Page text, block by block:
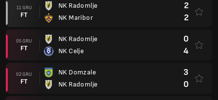
11 GRU
FT
NK Radomlje
NK Maribor
2
2
05 GRU
FT
NK Radomlje
NK Celje
0
4
02 GRU
FT
NK Domzale
NK Radomlje
3
0